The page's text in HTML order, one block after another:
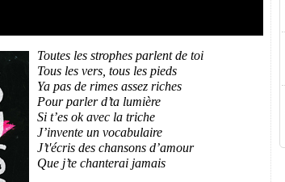
Toutes les strophes parlent de toi
Tous les vers, tous les pieds
Ya pas de rimes assez riches
Pour parler d’ta lumière
Si t’es ok avec la triche
J’invente un vocabulaire
J’t'écris des chansons d’amour
Que j’te chanterai jamais